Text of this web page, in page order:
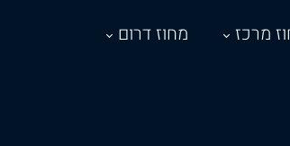
מרכז
מחוז דרום